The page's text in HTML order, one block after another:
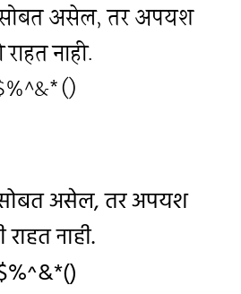
सोबत असेल, तर अपयश
नाही.
सोबत असेल, तर अपयश
राहत नाही.